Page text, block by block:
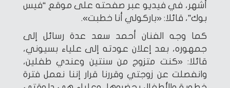
أشهر، في فيديو عبر صفحته على موقع “فيس
بوك”، قائلا: «باركولي أنا خطبت».
كما وجه الفنان أحمد سعد عدة رسائل إلى
جمهوره، بعد إعلان عودته إلى علياء بسيوني،
قائلا: «كنت متزوج من سنتين وعندي طفلين،
وانفصلت عن زوجتي وقررنا قرار إننا نعمل فترة